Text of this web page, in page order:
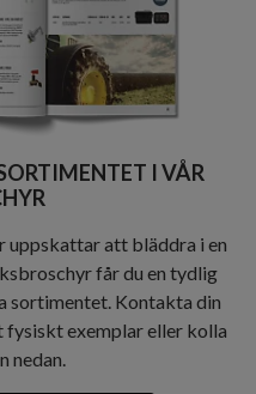
I VÅR
uppskattar att bläddra i en
får du en tydlig
sortimentet. Kontakta din
exemplar eller kolla
nedan.